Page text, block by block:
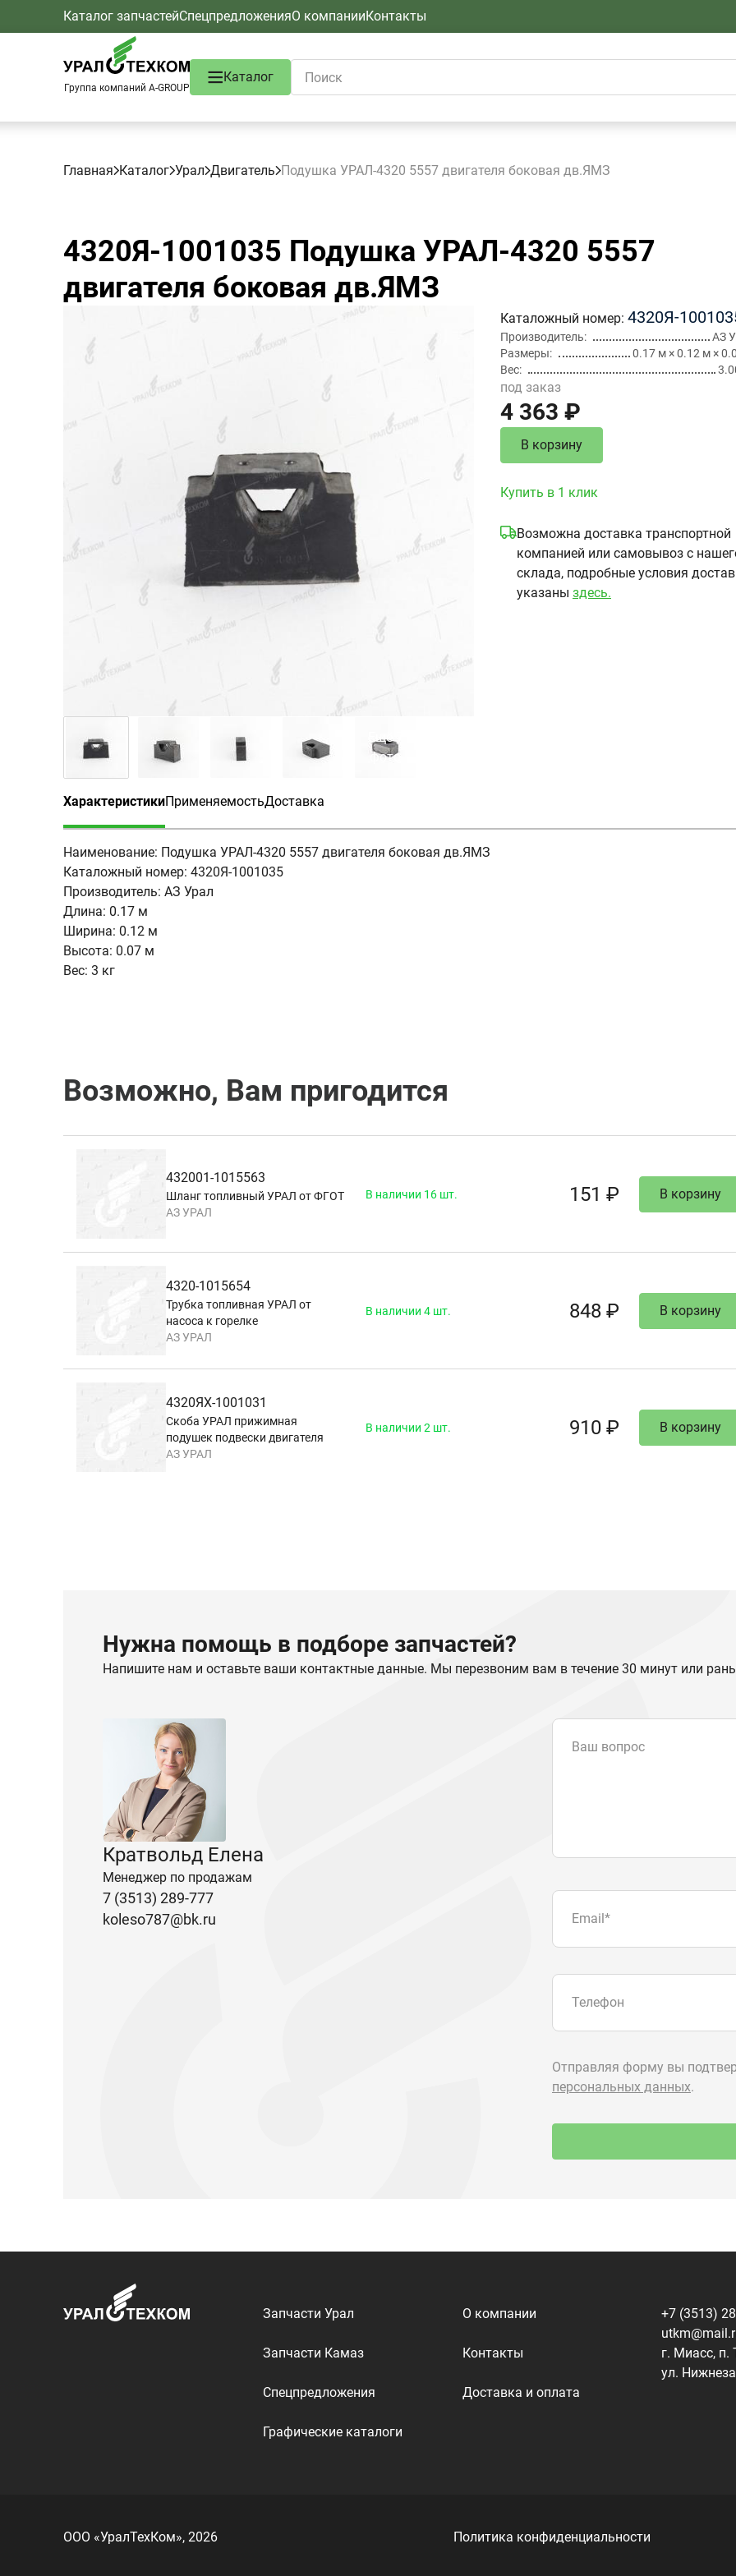
Каталог запчастейСпецпредложенияО компанииКонтакты
Группа компаний A-GROUP
Каталог
Главная Каталог Урал Двигатель Подушка УРАЛ-4320 5557 двигателя боковая дв.ЯМЗ
4320Я-1001035 Подушка УРАЛ-4320 5557
двигателя боковая дв.ЯМЗ
Ещё 7
фото
Каталожный номер 4320Я-
Производитель
АЗ
Размеры
0.17 м × 0.12 м ×
Вес
под заказ
4 363 ₽
В корзину
Купить в 1 клик
Возможна доставка транспортной
компанией или самовывоз с
склада, подробные условия
указаны здесь.
Характеристики
(активная вкладка)
ПрименяемостьДоставка
Наименование: Подушка УРАЛ-4320 5557 двигателя боковая дв.ЯМЗ
Каталожный номер: 4320Я-1001035
Производитель: АЗ Урал
Длина: 0.17 м
Ширина: 0.12 м
Высота: 0.07 м
Вес: 3 кг
Возможно, Вам пригодится
432001-1015563
Шланг топливный УРАЛ от ФГОТ
АЗ УРАЛ
В наличии 16 шт. 151 ₽ В корзину
4320-1015654
Трубка топливная УРАЛ от
насоса к горелке
АЗ УРАЛ
В наличии 4 шт. 848 ₽ В корзину
4320ЯХ-1001031
Скоба УРАЛ прижимная
подушек подвески двигателя
АЗ УРАЛ
В наличии 2 шт. 910 ₽ В корзину
Нужна помощь в подборе запчастей?
Напишите нам и оставьте ваши контактные данные. Мы перезвоним вам в течение 30 минут или
Кратвольд Елена
Менеджер по продажам
7 (3513) 289-777
koleso787@bk.ru
Ваш вопрос
Доставка и оплата
+7 (3513)
г. Миасс, п.
ул.
ООО «УралТехКом», 2026 Политика конфиденциальности